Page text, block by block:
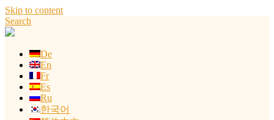
Skip to content
Search
De
En
Fr
Es
Ru
한국어